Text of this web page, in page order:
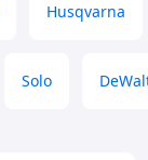
Husqvarna
Solo